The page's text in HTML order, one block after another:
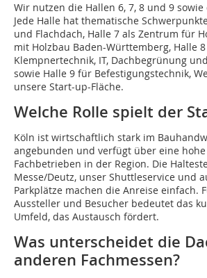
Wir nutzen die Hallen 6, 7, 8 und 9 sowie
Jede Halle hat thematische
und Flachdach, Halle 7 als Zentrum für
mit Holzbau Baden-Württemberg, Halle
Klempnertechnik, IT, Dachbegrünung
sowie Halle 9 für Befestigungstechnik,
unsere Start-up-Fläche.
Welche Rolle spielt der
Köln ist wirtschaftlich stark im
angebunden und verfügt über eine
Fachbetrieben in der Region. Die
Messe/Deutz, unser Shuttleservice und
Parkplätze machen die Anreise einfach.
Aussteller und Besucher bedeutet das
Umfeld, das Austausch fördert.
Was unterscheidet die
anderen Fachmessen?